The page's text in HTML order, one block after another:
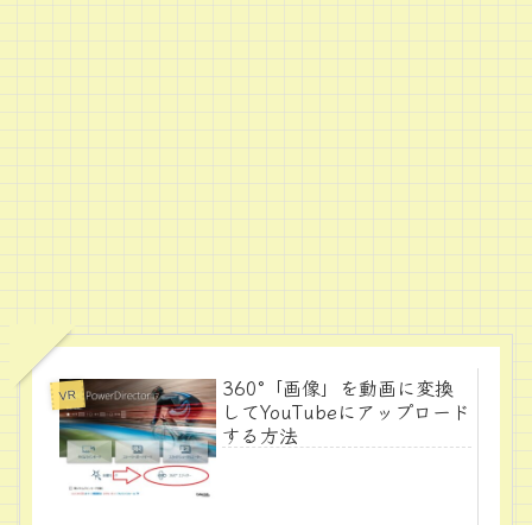
VR
360°「画像」を動画に変換
してYouTubeにアップロード
する方法